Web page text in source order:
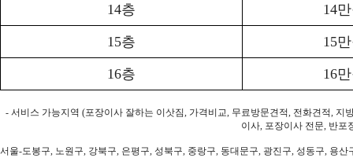
14층 14
15층 15
16층 16
- 서비스 가능지역 (포장이사 잘하는 이삿짐, 가격비교, 무료방문견적, 전화견적,
이사, 포장이사 전문, 반포
서울-도봉구, 노원구, 강북구, 은평구, 성북구, 중랑구, 동대문구, 광진구, 성동구, 용